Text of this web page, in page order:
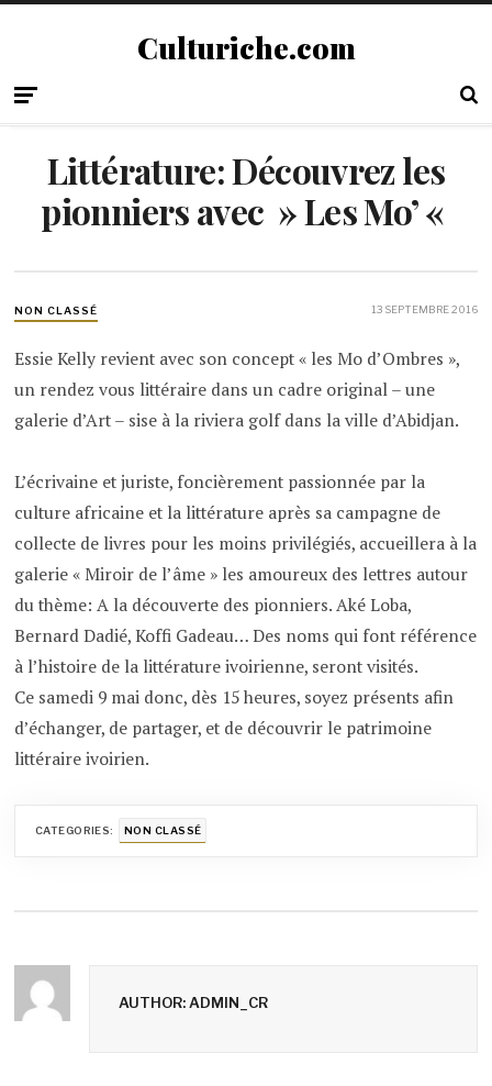
Culturiche.com
Littérature: Découvrez les
pionniers avec » Les Mo’ «
NON CLASSÉ 13 SEPTEMBRE 2016
Essie Kelly revient avec son concept « les Mo d’Ombres »,
un rendez vous littéraire dans un cadre original – une
galerie d’Art – sise à la riviera golf dans la ville d’Abidjan.
L’écrivaine et juriste, foncièrement passionnée par la
culture africaine et la littérature après sa campagne de
collecte de livres pour les moins privilégiés, accueillera à la
galerie « Miroir de l’âme » les amoureux des lettres autour
du thème: A la découverte des pionniers. Aké Loba,
Bernard Dadié, Koffi Gadeau… Des noms qui font référence
à l’histoire de la littérature ivoirienne, seront visités.
Ce samedi 9 mai donc, dès 15 heures, soyez présents afin
d’échanger, de partager, et de découvrir le patrimoine
littéraire ivoirien.
CATEGORIES: NON CLASSÉ
AUTHOR: ADMIN_CR